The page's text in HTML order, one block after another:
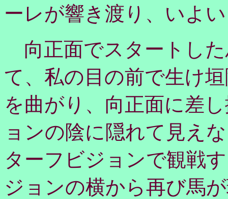
ーレが響き渡り、いよ
向正面でスタートし
て、私の目の前で生け
を曲がり、向正面に差
ョンの陰に隠れて見え
ターフビジョンで観戦
ジョンの横から再び馬